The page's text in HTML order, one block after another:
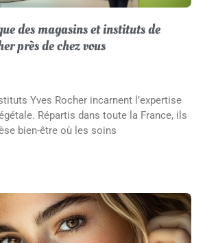
des magasins et instituts de
près de chez vous
Yves Rocher incarnent l’expertise
Répartis dans toute la France, ils
bien-être où les soins